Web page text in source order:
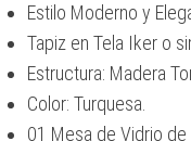
Estilo Moderno y
Tapiz en Tela Iker o
Estructura: Madera
Color: Turquesa.
01 Mesa de Vidrio